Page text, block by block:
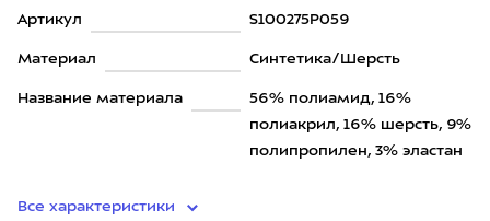
Артикул S100275P059
Материал Синтетика/Шерсть
Название материала
56% полиамид, 16%
полиакрил, 16% шерсть, 9%
полипропилен, 3% эластан
Все характеристики